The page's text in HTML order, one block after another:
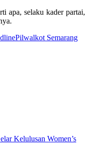
apa, selaku kader partai,
Pilwalkot Semarang
Kelulusan Women’s